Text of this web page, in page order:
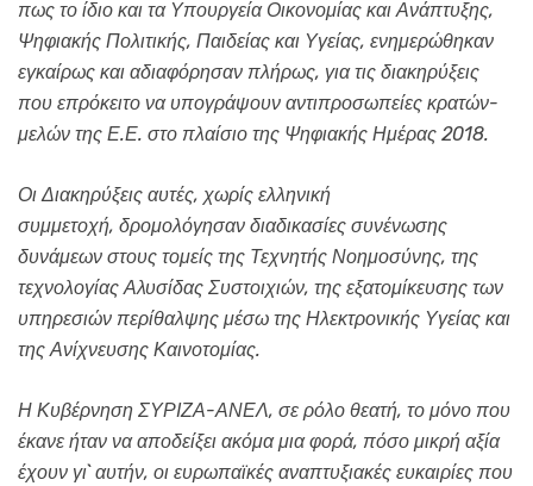
πως το ίδιο και τα Υπουργεία Οικονομίας και Ανάπτυξης,
Ψηφιακής Πολιτικής, Παιδείας και Υγείας, ενημερώθηκαν
εγκαίρως και αδιαφόρησαν πλήρως, για τις διακηρύξεις
που επρόκειτο να υπογράψουν αντιπροσωπείες κρατών-
μελών της Ε.Ε. στο πλαίσιο της Ψηφιακής Ημέρας 2018.
Οι Διακηρύξεις αυτές, χωρίς ελληνική
συμμετοχή, δρομολόγησαν διαδικασίες συνένωσης
δυνάμεων στους τομείς της Τεχνητής Νοημοσύνης, της
τεχνολογίας Αλυσίδας Συστοιχιών, της εξατομίκευσης των
υπηρεσιών περίθαλψης μέσω της Ηλεκτρονικής Υγείας και
της Ανίχνευσης Καινοτομίας.
Η Κυβέρνηση ΣΥΡΙΖΑ-ΑΝΕΛ, σε ρόλο θεατή, το μόνο που
έκανε ήταν να αποδείξει ακόμα μια φορά, πόσο μικρή αξία
έχουν γι` αυτήν, οι ευρωπαϊκές αναπτυξιακές ευκαιρίες που